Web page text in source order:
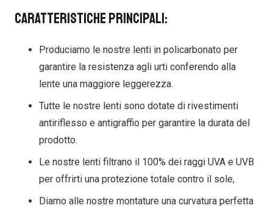
Caratteristiche principali:
Produciamo le nostre lenti in policarbonato per
garantire la resistenza agli urti conferendo alla
lente una maggiore leggerezza.
Tutte le nostre lenti sono dotate di rivestimenti
antiriflesso e antigraffio per garantire la durata del
prodotto.
Le nostre lenti filtrano il 100% dei raggi UVA e UVB
per offrirti una protezione totale contro il sole,
Diamo alle nostre montature una curvatura perfetta